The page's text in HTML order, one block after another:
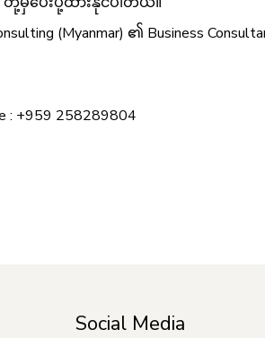
(Myanmar) ၏ Business
: +959 258289804
Social Media